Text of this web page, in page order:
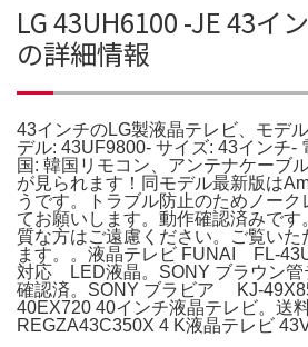
LG 43UH6100 -JE 43イ
の詳細情報
43インチのLG製液晶テレビ、モデ
デル: 43UF9800- サイズ: 43インチ-
国: 韓国リモコン、アンテナケーブ
が見られます！同モデル最新版は
うです。トラブル防止のためノー
てお願いします。動作確認済みで
質な方はご遠慮ください。ご覧い
ます。。液晶テレビ FUNAI FL-
対応 LED液晶。SONY ブラウン管
確認済。SONY ブラビア KJ-
40EX720 40インチ液晶テレビ。送
REGZA43C350X 4 K液晶テレビ